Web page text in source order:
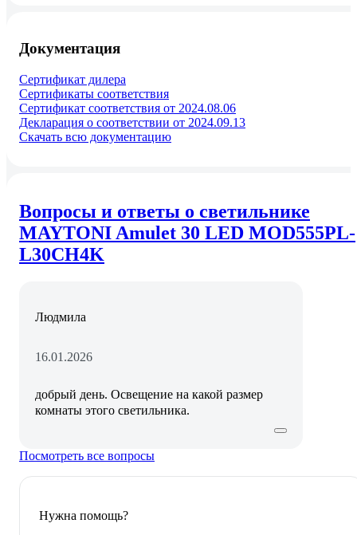
Документация
Сертификат дилера
Сертификаты соответствия
Сертификат соответствия от 2024.08.06
Декларация о соответствии от 2024.09.13
Скачать всю документацию
Вопросы и ответы о светильнике
MAYTONI Amulet 30 LED MOD555PL-
L30CH4K
Людмила
16.01.2026
добрый день. Освещение на какой размер
комнаты этого светильника.
Посмотреть все вопросы
Нужна помощь?